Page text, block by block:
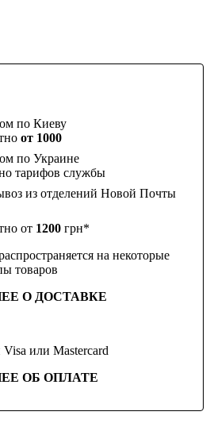
по Киеву
от 1000
по Украине
тарифов службы
из отделений Новой Почты
от 1200 грн*
на некоторые
товаров
О ДОСТАВКЕ
или Mastercard
ОБ ОПЛАТЕ